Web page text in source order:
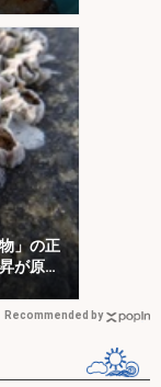
」の正
が原因
Recommended by